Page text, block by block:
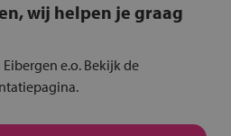
wij helpen je graag
e.o. Bekijk de